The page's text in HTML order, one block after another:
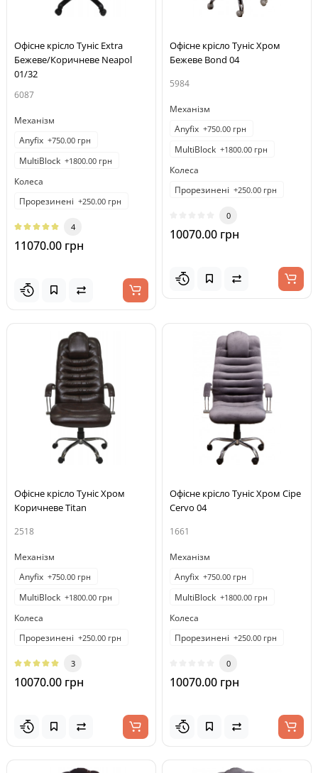
Офісне крісло Туніс Extra
Бежеве/Коричневе Neapol
01/32
6087
Механізм
Anyfix +750.00 грн
MultiBlock +1800.00 грн
Колеса
Прорезинені +250.00 грн
4
11070.00 грн
Офісне крісло Туніс Хром
Бежеве Bond 04
5984
Механізм
Anyfix +750.00 грн
MultiBlock +1800.00 грн
Колеса
Прорезинені +250.00 грн
0
10070.00 грн
Офісне крісло Туніс Хром
Коричневе Titan
2518
Механізм
Anyfix +750.00 грн
MultiBlock +1800.00 грн
Колеса
Прорезинені +250.00 грн
3
10070.00 грн
Офісне крісло Туніс Хром Сіре
Cervo 04
1661
Механізм
Anyfix +750.00 грн
MultiBlock +1800.00 грн
Колеса
Прорезинені +250.00 грн
0
10070.00 грн